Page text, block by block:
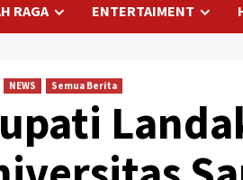
RAGA ENTERTAIMENT
NEWS Semua Berita